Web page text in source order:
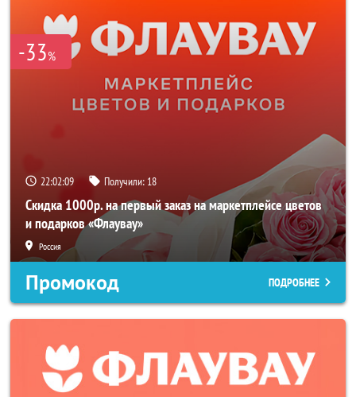
-33%
22:02:08 Получили: 18
Скидка 1000р. на первый заказ на маркетплейсе цветов
и подарков «Флаувау»
Россия
Промокод ПОДРОБНЕЕ